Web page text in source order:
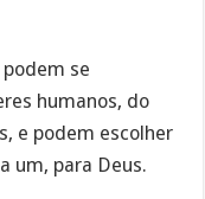
se
humanos, do
e podem escolher
um, para Deus.